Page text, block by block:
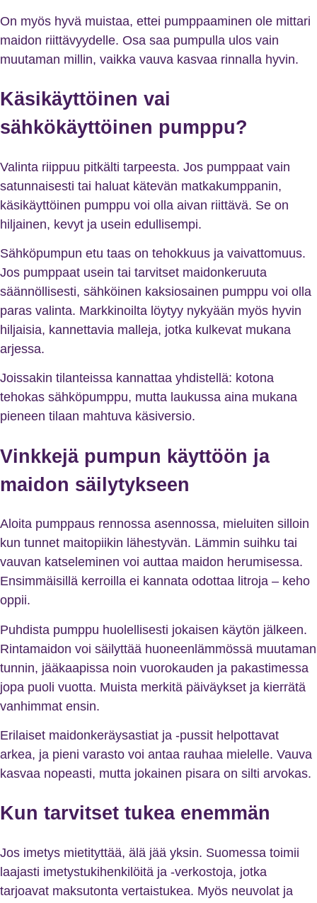
On myös hyvä muistaa, ettei pumppaaminen ole mittari
maidon riittävyydelle. Osa saa pumpulla ulos vain
muutaman millin, vaikka vauva kasvaa rinnalla hyvin.
Käsikäyttöinen vai
sähkökäyttöinen pumppu?
Valinta riippuu pitkälti tarpeesta. Jos pumppaat vain
satunnaisesti tai haluat kätevän matkakumppanin,
käsikäyttöinen pumppu voi olla aivan riittävä. Se on
hiljainen, kevyt ja usein edullisempi.
Sähköpumpun etu taas on tehokkuus ja vaivattomuus.
Jos pumppaat usein tai tarvitset maidonkeruuta
säännöllisesti, sähköinen kaksiosainen pumppu voi olla
paras valinta. Markkinoilta löytyy nykyään myös hyvin
hiljaisia, kannettavia malleja, jotka kulkevat mukana
arjessa.
Joissakin tilanteissa kannattaa yhdistellä: kotona
tehokas sähköpumppu, mutta laukussa aina mukana
pieneen tilaan mahtuva käsiversio.
Vinkkejä pumpun käyttöön ja
maidon säilytykseen
Aloita pumppaus rennossa asennossa, mieluiten silloin
kun tunnet maitopiikin lähestyvän. Lämmin suihku tai
vauvan katseleminen voi auttaa maidon herumisessa.
Ensimmäisillä kerroilla ei kannata odottaa litroja – keho
oppii.
Puhdista pumppu huolellisesti jokaisen käytön jälkeen.
Rintamaidon voi säilyttää huoneenlämmössä muutaman
tunnin, jääkaapissa noin vuorokauden ja pakastimessa
jopa puoli vuotta. Muista merkitä päiväykset ja kierrätä
vanhimmat ensin.
Erilaiset maidonkeräysastiat ja -pussit helpottavat
arkea, ja pieni varasto voi antaa rauhaa mielelle. Vauva
kasvaa nopeasti, mutta jokainen pisara on silti arvokas.
Kun tarvitset tukea enemmän
Jos imetys mietityttää, älä jää yksin. Suomessa toimii
laajasti imetystukihenkilöitä ja -verkostoja, jotka
tarjoavat maksutonta vertaistukea. Myös neuvolat ja